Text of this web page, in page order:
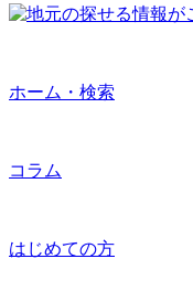
ホーム・検索
コラム
はじめての方